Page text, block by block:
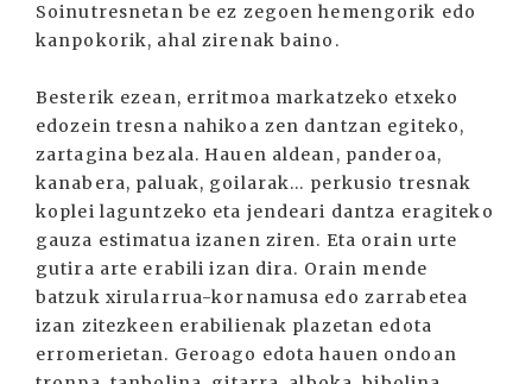
Soinutresnetan be ez zegoen hemengorik edo
kanpokorik, ahal zirenak baino.
Besterik ezean, erritmoa markatzeko etxeko
edozein tresna nahikoa zen dantzan egiteko,
zartagina bezala. Hauen aldean, panderoa,
kanabera, paluak, goilarak... perkusio tresnak
koplei laguntzeko eta jendeari dantza eragiteko
gauza estimatua izanen ziren. Eta orain urte
gutira arte erabili izan dira. Orain mende
batzuk xirularrua-kornamusa edo zarrabetea
izan zitezkeen erabilienak plazetan edota
erromerietan. Geroago edota hauen ondoan